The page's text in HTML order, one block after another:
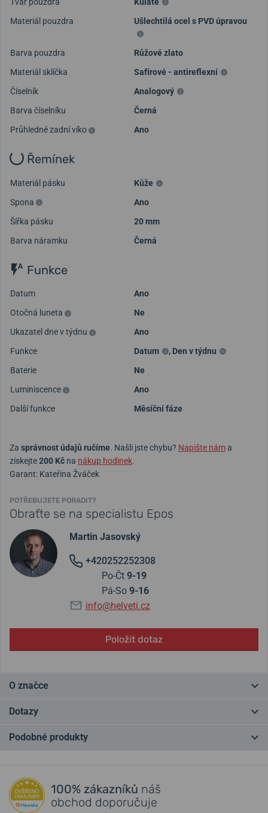
Materiál pouzdra
Ušlechtilá ocel s PVD úpravou
Barva pouzdra
Růžové zlato
Materiál sklíčka
Safírové - antireflexní
Číselník
Analogový
Barva číselníku
Černá
Průhledné zadní víko
Ano
Řemínek
Materiál pásku
Kůže
Spona
Ano
Šířka pásku
20 mm
Barva náramku
Černá
Funkce
Datum
Ano
Otočná luneta
Ne
Ukazatel dne v týdnu
Ano
Funkce
Datum , Den v týdnu
Baterie
Ne
Luminiscence
Ano
Další funkce
Měsíční fáze
Za správnost údajů ručíme. Našli jste chybu? Napište náma
získejte200 Kč na nákup hodinek.
Garant: Kateřina Žváček
POTŘEBUJETE PORADIT?
Obraťte se na specialistu Epos
Martin Jasovský
+420252252308
Po-Čt 9-19
Pá-So 9-16
info@helveti.cz
Položit dotaz
O značce
Epos hodinky jsou převážně
cena těchto unikátních hodinek. Jejich původem je Švýcarsko a
vznik značky se datuje do roku
strojky Eta, Valjoux nebo Unitas. Velkou část z nich si Epos sám
Recenze modelů a další zajímavosti o značce najdete také na blogu.
Dotazy
Přidat dotaz
Podobné produkty
100% zákazníků náš
obchod doporučuje